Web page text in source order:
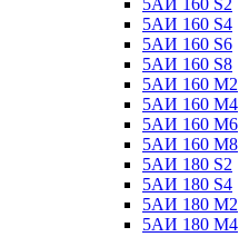
5АИ 160 S2
5АИ 160 S4
5АИ 160 S6
5АИ 160 S8
5АИ 160 М2
5АИ 160 М4
5АИ 160 М6
5АИ 160 М8
5АИ 180 S2
5АИ 180 S4
5АИ 180 М2
5АИ 180 М4